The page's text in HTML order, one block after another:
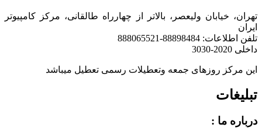
تهران، خیابان ولیعصر، بالاتر از چهارراه طالقانی، مرکز کامپیوتر
ایران
تلفن اطلاعات: 88898484-888065521
داخلی 2020-3030
این مرکز روزهای جمعه وتعطیلات رسمی تعطیل میباشد
تبلیغات
درباره ما :